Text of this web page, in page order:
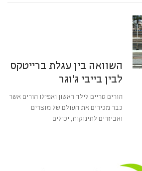
השוואה בין עגלת ברייטקס
לבין בייבי ג'וגר
הורים טריים לילד ראשון ואפילו הורים אשר
כבר מכירים את העולם של מוצרים
ואביזרים לתינוקות, יכולים